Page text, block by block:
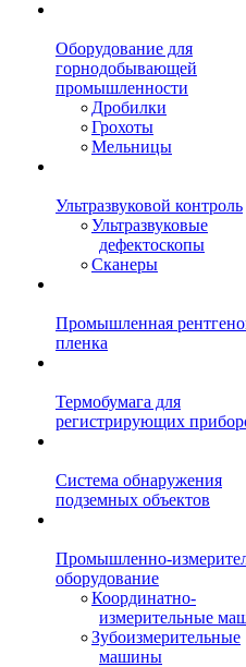
Оборудование для
горнодобывающей
промышленности
Дробилки
Грохоты
Мельницы
Ультразвуковой контроль
Ультразвуковые
дефектоскопы
Сканеры
Промышленная
пленка
Термобумага для
регистрирующих
Система обнаружения
подземных объектов
Промышленно-
оборудование
Координатно-
измерительные
Зубоизмерительные
машины